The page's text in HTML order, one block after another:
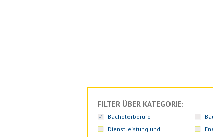
FILTER ÜBER KATEGORIE:
Bachelorberufe
Dienstleistung und